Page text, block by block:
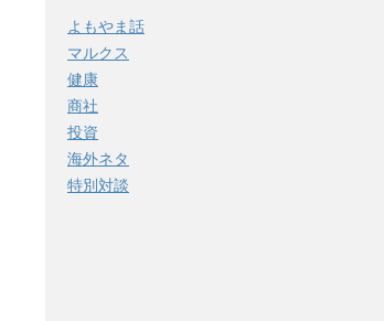
よもやま話
マルクス
健康
商社
投資
海外ネタ
特別対談